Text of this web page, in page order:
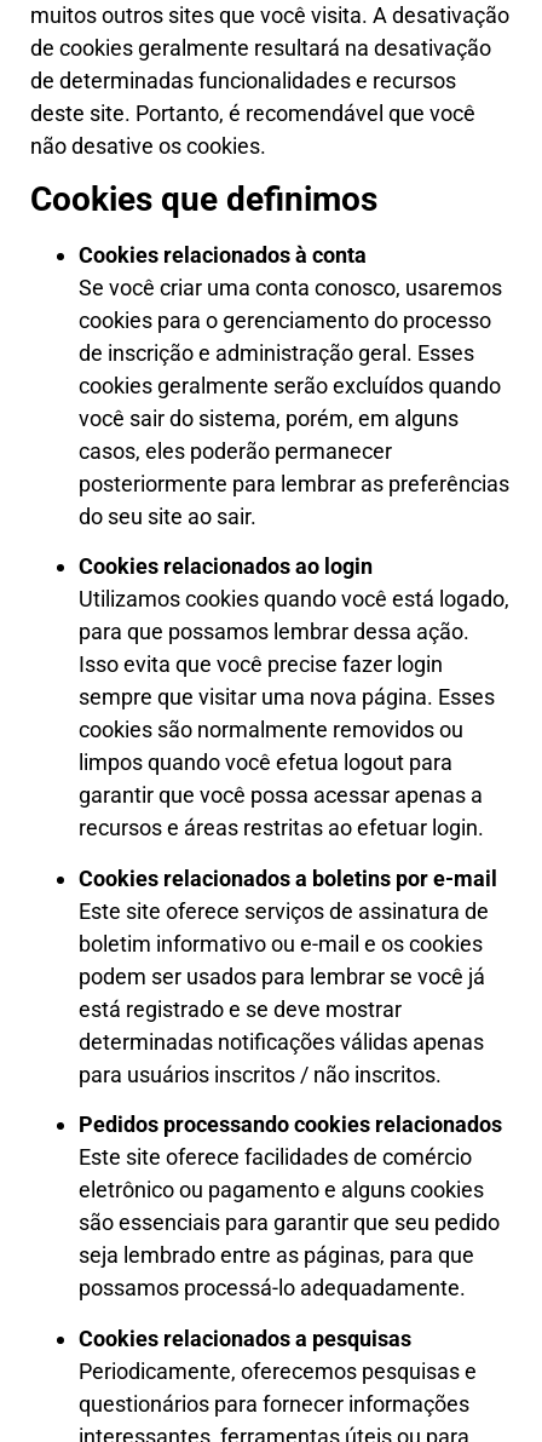
muitos outros sites que você visita. A desativação
de cookies geralmente resultará na desativação
de determinadas funcionalidades e recursos
deste site. Portanto, é recomendável que você
não desative os cookies.
Cookies que definimos
Cookies relacionados à conta
Se você criar uma conta conosco, usaremos
cookies para o gerenciamento do processo
de inscrição e administração geral. Esses
cookies geralmente serão excluídos quando
você sair do sistema, porém, em alguns
casos, eles poderão permanecer
posteriormente para lembrar as preferências
do seu site ao sair.
Cookies relacionados ao login
Utilizamos cookies quando você está logado,
para que possamos lembrar dessa ação.
Isso evita que você precise fazer login
sempre que visitar uma nova página. Esses
cookies são normalmente removidos ou
limpos quando você efetua logout para
garantir que você possa acessar apenas a
recursos e áreas restritas ao efetuar login.
Cookies relacionados a boletins por e-mail
Este site oferece serviços de assinatura de
boletim informativo ou e-mail e os cookies
podem ser usados para lembrar se você já
está registrado e se deve mostrar
determinadas notificações válidas apenas
para usuários inscritos / não inscritos.
Pedidos processando cookies relacionados
Este site oferece facilidades de comércio
eletrônico ou pagamento e alguns cookies
são essenciais para garantir que seu pedido
seja lembrado entre as páginas, para que
possamos processá-lo adequadamente.
Cookies relacionados a pesquisas
Periodicamente, oferecemos pesquisas e
questionários para fornecer informações
interessantes, ferramentas úteis ou para